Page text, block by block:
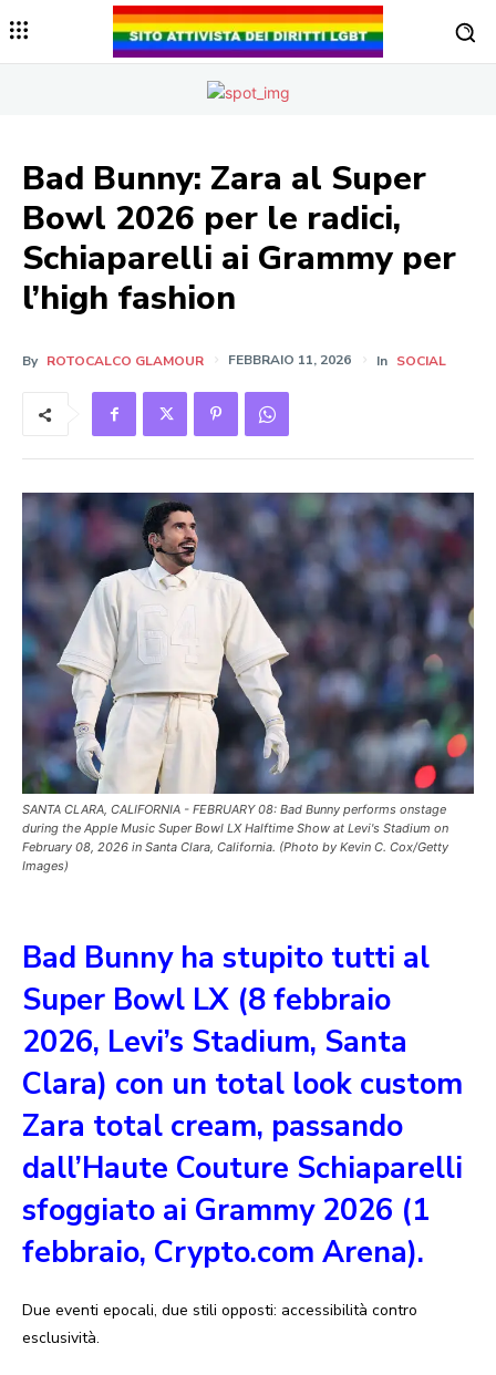
Bad Bunny: Zara al Super
Bowl 2026 per le radici,
Schiaparelli ai Grammy per
l’high fashion
By ROTOCALCO GLAMOUR FEBBRAIO 11, 2026 In SOCIAL
SANTA CLARA, CALIFORNIA - FEBRUARY 08: Bad Bunny performs onstage
during the Apple Music Super Bowl LX Halftime Show at Levi's Stadium on
February 08, 2026 in Santa Clara, California. (Photo by Kevin C. Cox/Getty
Images)
Bad Bunny ha stupito tutti al
Super Bowl LX (8 febbraio
2026, Levi’s Stadium, Santa
Clara) con un total look custom
Zara total cream, passando
dall’Haute Couture Schiaparelli
sfoggiato ai Grammy 2026 (1
febbraio, Crypto.com Arena).
Due eventi epocali, due stili opposti: accessibilità contro
esclusività.